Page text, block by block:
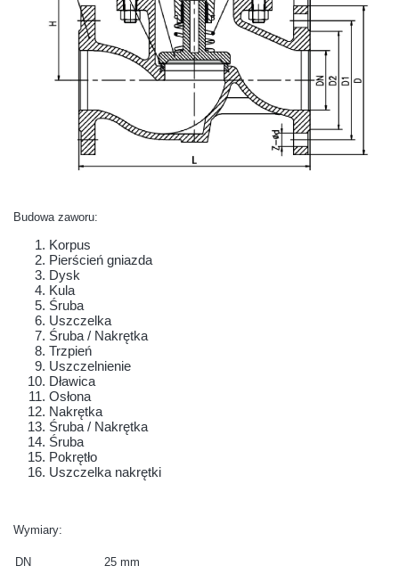
Budowa zaworu:
Korpus
Pierścień gniazda
Dysk
Kula
Śruba
Uszczelka
Śruba / Nakrętka
Trzpień
Uszczelnienie
Dławica
Osłona
Nakrętka
Śruba / Nakrętka
Śruba
Pokrętło
Uszczelka nakrętki
Wymiary:
DN
25 mm